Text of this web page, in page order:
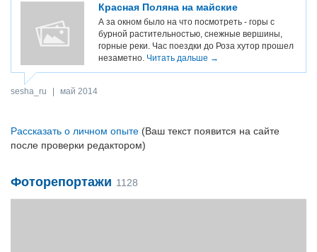
Красная Поляна на майские
А за окном было на что посмотреть - горы с
бурной растительностью, снежные вершины,
горные реки. Час поездки до Роза хутор прошел
незаметно. Читать дальше →
sesha_ru май 2014
Рассказать о личном опыте (Ваш текст появится на сайте
после проверки редактором)
Фоторепортажи 1128